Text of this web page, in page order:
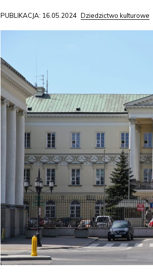
PUBLIKACJA: 16.05.2024 Dziedzictwo kulturowe